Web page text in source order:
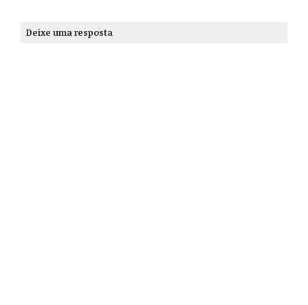
Deixe uma resposta